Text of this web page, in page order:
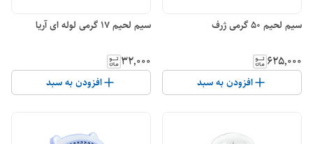
سیم لحیم 50 گرمی ژرف
۶۲۵٬۰۰۰
افزودن به سبد
سیم لحیم 17 گرمی لوله ای آریا
۳۲٬۰۰۰
افزودن به سبد